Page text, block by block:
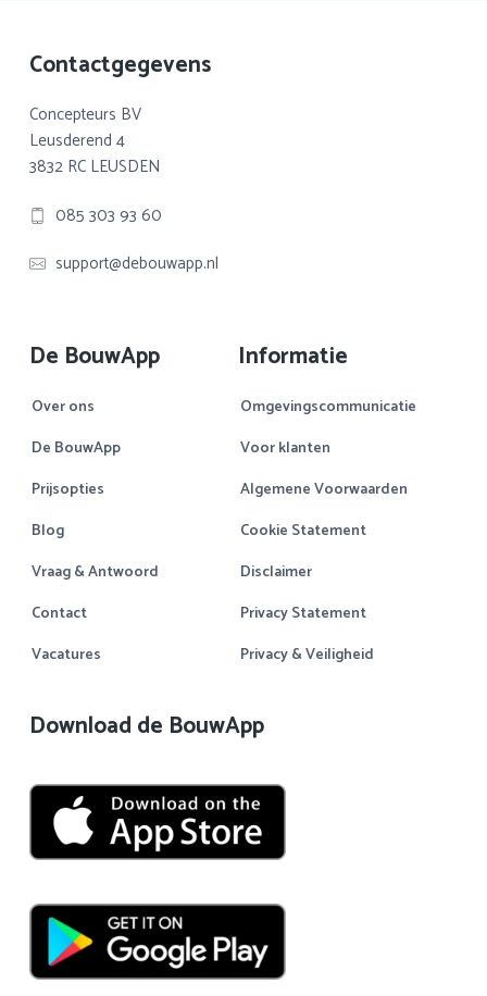
Footer
Contactgegevens
Concepteurs BV
Leusderend 4
3832 RC LEUSDEN
085 303 93 60
support@debouwapp.nl
De BouwApp
Over ons
De BouwApp
Prijsopties
Blog
Vraag & Antwoord
Contact
Vacatures
Informatie
Omgevingscommunicatie
Voor klanten
Algemene Voorwaarden
Cookie Statement
Disclaimer
Privacy Statement
Privacy & Veiligheid
Download de BouwApp